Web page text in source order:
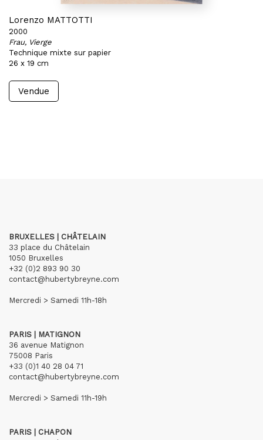
Lorenzo MATTOTTI
2000
Frau, Vierge
Technique mixte sur papier
26 x 19 cm
Vendue
BRUXELLES | CHÂTELAIN
33 place du Châtelain
1050 Bruxelles
+32 (0)2 893 90 30
contact@hubertybreyne.com
Mercredi > Samedi 11h-18h
PARIS | MATIGNON
36 avenue Matignon
75008 Paris
+33 (0)1 40 28 04 71
contact@hubertybreyne.com
Mercredi > Samedi 11h-19h
PARIS | CHAPON